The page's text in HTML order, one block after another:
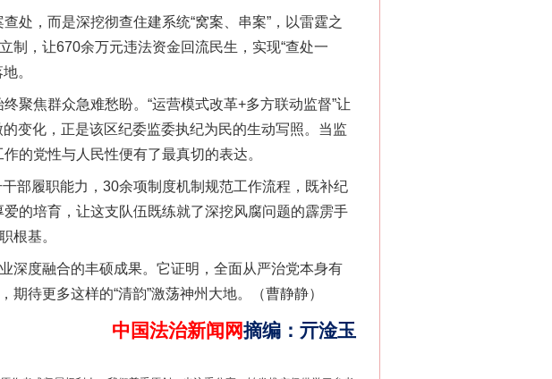
，而是深挖彻查住建系统“窝案、串案”，以雷霆之
制，让670余万元违法资金回流民生，实现“查处一
。
焦群众急难愁盼。“运营模式改革+多方联动监督”让
变化，正是该区纪委监委执纪为民的生动写照。当监
的党性与人民性便有了最真切的表达。
部履职能力，30余项制度机制规范工作流程，既补纪
的培育，让这支队伍既练就了深挖风腐问题的霹雳手
根基。
度融合的丰硕成果。它证明，全面从严治党本身有
待更多这样的“清韵”激荡神州大地。（曹静静）
中国法治新闻网摘编 ： 亓淦玉
法官巧妙执行解纠纷